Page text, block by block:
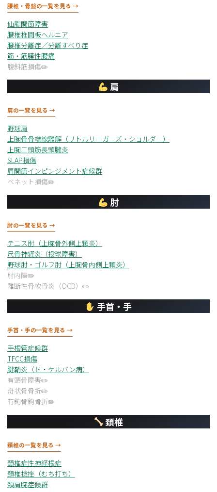
腰椎・骨盤の一覧を見る →
仙腸関節障害
腰椎椎間板ヘルニア
腰椎分離症／分離すべり症
筋・筋膜性腰痛
腹斜筋損傷
肩
肩の一覧を見る →
野球肩
上腕骨骨端線離解（リトルリーガーズ・ショルダー）
上腕二頭筋長頭腱炎
SLAP損傷
肩関節インピンジメント症候群
ベネット損傷
肘
肘の一覧を見る →
テニス肘（上腕骨外側上顆炎）
尺骨神経炎（投球障害）
野球肘・ゴルフ肘（上腕骨内側上顆炎）
肘内障
離断性骨軟骨炎（OCD）
手首・手
手首・手の一覧を見る →
手根管症候群
TFCC損傷
腱鞘炎（ド・ケルバン病）
有頭骨障害
舟状骨骨折
有鉤骨鉤骨折
頚椎
頚椎の一覧を見る →
頚椎症性神経根症
頚椎捻挫（むち打ち）
頚肩腕症候群